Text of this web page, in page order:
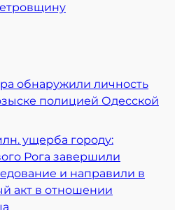
обнаружили личность
полицией Одесской
ущерба городу:
Рога завершили
и направили в
акт в отношении